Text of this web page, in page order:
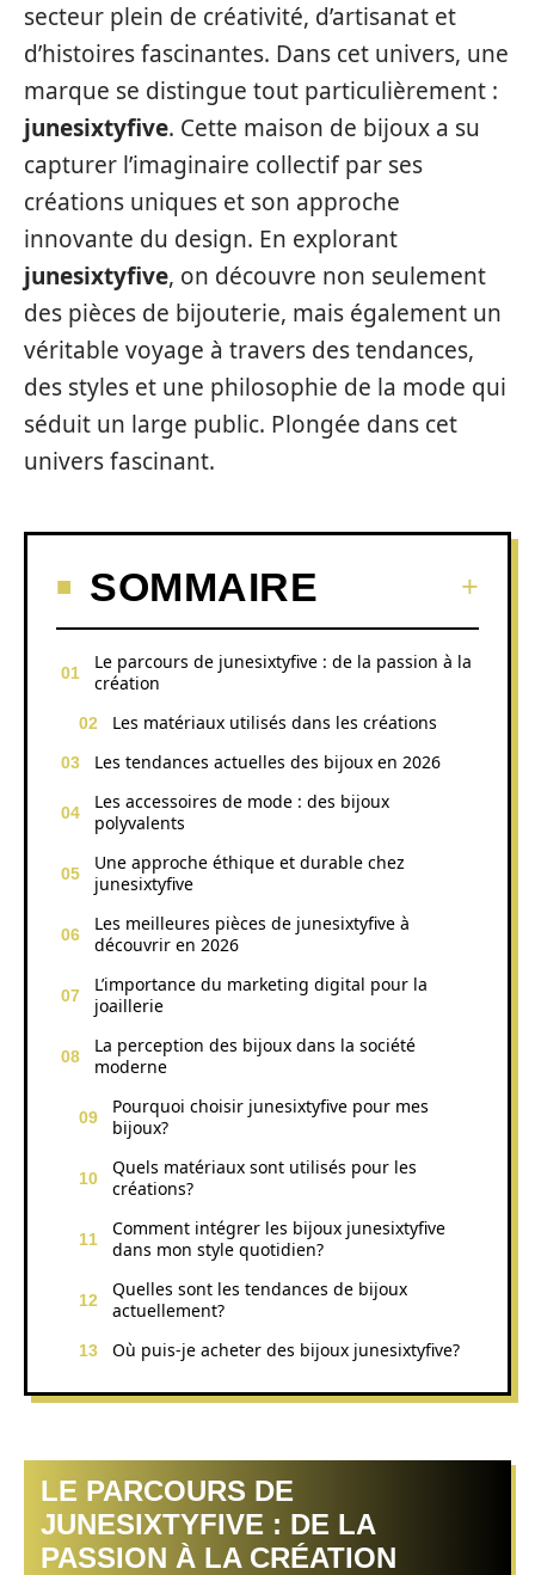
secteur plein de créativité, d’artisanat et
d’histoires fascinantes. Dans cet univers, une
marque se distingue tout particulièrement :
junesixtyfive. Cette maison de bijoux a su
capturer l’imaginaire collectif par ses
créations uniques et son approche
innovante du design. En explorant
junesixtyfive, on découvre non seulement
des pièces de bijouterie, mais également un
véritable voyage à travers des tendances,
des styles et une philosophie de la mode qui
séduit un large public. Plongée dans cet
univers fascinant.
SOMMAIRE
Le parcours de junesixtyfive : de la passion à la
création
Les matériaux utilisés dans les créations
Les tendances actuelles des bijoux en 2026
Les accessoires de mode : des bijoux
polyvalents
Une approche éthique et durable chez
junesixtyfive
Les meilleures pièces de junesixtyfive à
découvrir en 2026
L’importance du marketing digital pour la
joaillerie
La perception des bijoux dans la société
moderne
Pourquoi choisir junesixtyfive pour mes
bijoux?
Quels matériaux sont utilisés pour les
créations?
Comment intégrer les bijoux junesixtyfive
dans mon style quotidien?
Quelles sont les tendances de bijoux
actuellement?
Où puis-je acheter des bijoux junesixtyfive?
LE PARCOURS DE
JUNESIXTYFIVE : DE LA
PASSION À LA CRÉATION